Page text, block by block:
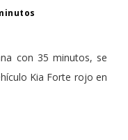
con 35 minutos, se
Kia Forte rojo en